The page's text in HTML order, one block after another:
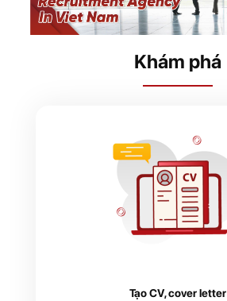
Khám phá
Tạo CV, cover letter